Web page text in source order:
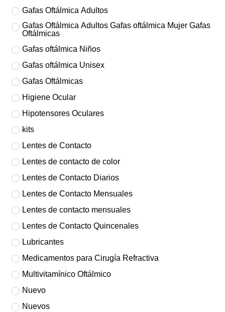
Gafas Oftálmica Adultos
Gafas Oftálmica Adultos Gafas oftálmica Mujer Gafas
Oftálmicas
Gafas oftálmica Niños
Gafas oftálmica Unisex
Gafas Oftálmicas
Higiene Ocular
Hipotensores Oculares
kits
Lentes de Contacto
Lentes de contacto de color
Lentes de Contacto Diarios
Lentes de Contacto Mensuales
Lentes de contacto mensuales
Lentes de Contacto Quincenales
Lubricantes
Medicamentos para Cirugía Refractiva
Multivitamínico Oftálmico
Nuevo
Nuevos